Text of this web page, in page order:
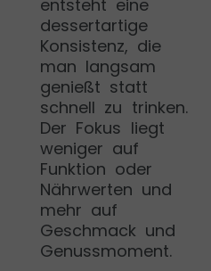
entsteht eine
dessertartige
Konsistenz, die
man langsam
genießt statt
schnell zu trinken.
Der Fokus liegt
weniger auf
Funktion oder
Nährwerten und
mehr auf
Geschmack und
Genussmoment.